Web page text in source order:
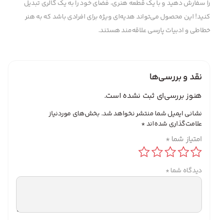
را سفارش دهید و با یک قطعه هنری، فضای خود را به یک گالری تبدیل
کنید! این محصول می‌تواند هدیه‌ای ویژه برای افرادی باشد که به هنر
خطاطی و ادبیات پارسی علاقه‌مند هستند.
نقد و بررسی‌ها
هنوز بررسی‌ای ثبت نشده است.
نشانی ایمیل شما منتشر نخواهد شد. بخش‌های موردنیاز
علامت‌گذاری شده‌اند*
امتیاز شما *
دیدگاه شما*